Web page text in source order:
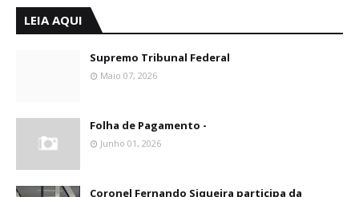
LEIA AQUI
Supremo Tribunal Federal
Maio 07, 2026
Folha de Pagamento -
Junho 01, 2026
Coronel Fernando Siqueira participa da